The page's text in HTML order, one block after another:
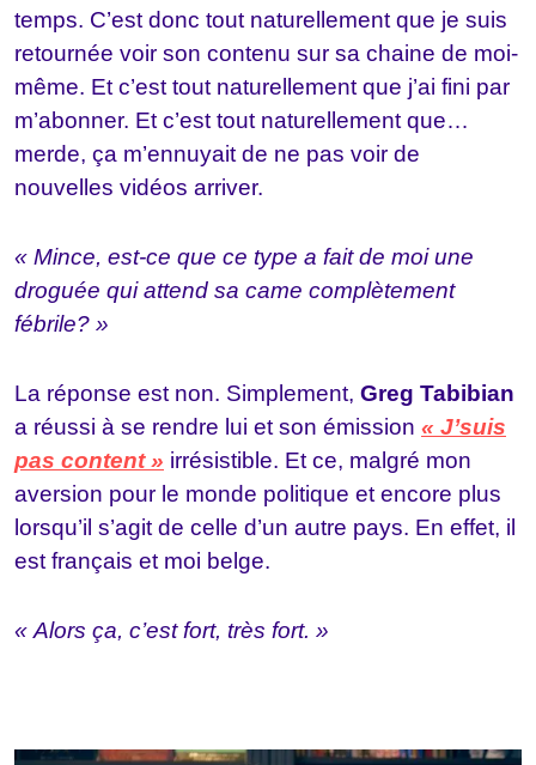
temps. C’est donc tout naturellement que je suis
retournée voir son contenu sur sa chaine de moi-
même. Et c’est tout naturellement que j’ai fini par
m’abonner. Et c’est tout naturellement que…
merde, ça m’ennuyait de ne pas voir de
nouvelles vidéos arriver.
« Mince, est-ce que ce type a fait de moi une
droguée qui attend sa came complètement
fébrile? »
La réponse est non. Simplement, Greg Tabibian
a réussi à se rendre lui et son émission « J’suis
pas content » irrésistible. Et ce, malgré mon
aversion pour le monde politique et encore plus
lorsqu’il s’agit de celle d’un autre pays. En effet, il
est français et moi belge.
« Alors ça, c’est fort, très fort. »